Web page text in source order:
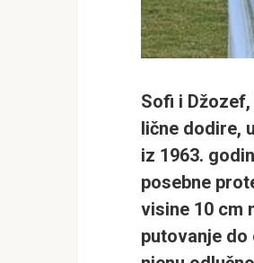
Sofi i
lične dodire,
iz 1963.
posebne
visine 10 cm
putovanje